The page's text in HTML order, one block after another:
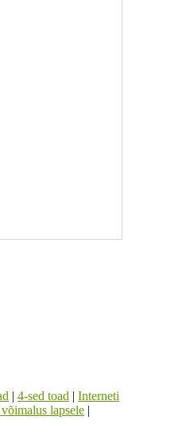
| 4-sed toad | Interneti
lapsele |